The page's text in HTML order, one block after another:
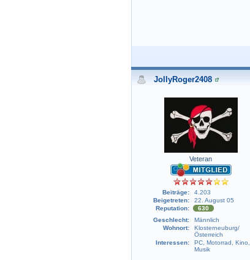
JollyRoger2408
Veteran
Beiträge:
4.203
Beigetreten:
22. August 05
Reputation:
630
Geschlecht:
Männlich
Wohnort:
Klosterneuburg/
Österreich
Interessen:
PC, Motorrad, Kino,
Musik